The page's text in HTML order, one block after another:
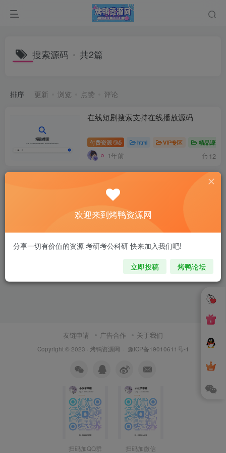
搜索源码 共2篇
排序 更新 浏览 点赞 评论
在线短剧搜索支持在线播放源码
付费资源 5 html VIP专区 精品源码
1年前 12
搜索引擎旭音云PHP开源源码 无需安
装数据库
3年前
友链申请 广告合作 关于我们
Copyright © 2023 · 烤鸭资源网 · 豫ICP备19010611号-1
扫码加QQ群 扫码加微信
欢迎来到烤鸭资源网
分享一切有价值的资源 考研考公科研 快来加入我们吧!
立即投稿 烤鸭论坛